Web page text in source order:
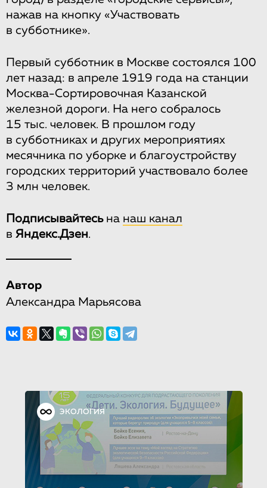
нажав на кнопку «Участвовать
в субботнике».
Первый субботник в Москве состоялся 100
лет назад: в апреле 1919 года на станции
Москва-Сортировочная Казанской
железной дороги. На него собралось
15 тыс. человек. В прошлом году
в субботниках и других мероприятиях
месячника по уборке и благоустройству
городских территорий участвовало более
3 млн человек.
Подписывайтесьна наш канал
в Яндекс.Дзен.
Автор
Александра Марьясова
ЭКОЛОГИЯ